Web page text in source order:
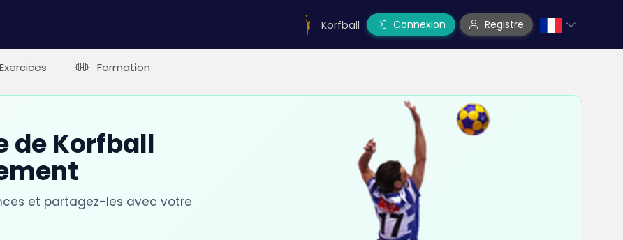
Korfball Connexion Registre
Exercices Formation
de Korfball
et partagez-les avec votre